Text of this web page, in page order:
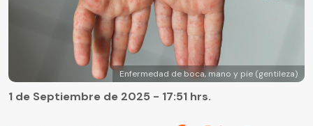
Enfermedad de boca, mano y pie (gentileza)
1 de Septiembre de 2025 - 17:51 hrs.